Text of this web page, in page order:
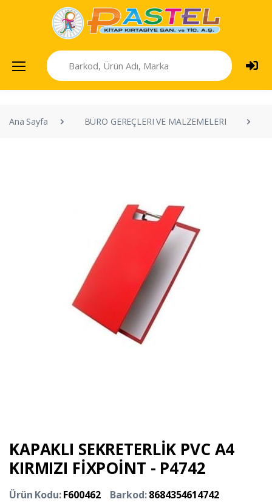
Ana Sayfa BÜRO GEREÇLERI VE MALZEMELERI
KAPAKLI SEKRETERLİK PVC A4
KIRMIZI FİXPOİNT - P4742
Ürün Kodu:F600462 Barkod:8684354614742